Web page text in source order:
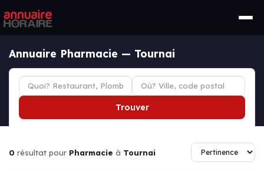
Annuaire Pharmacie — Tournai
Trouver
0 résultat pour Pharmacie à Tournai